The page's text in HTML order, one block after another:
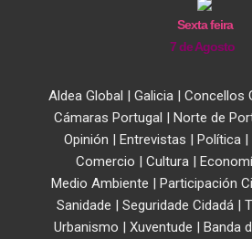
Sexta feira
7 de Agosto
Aldea Global | Galicia| Concellos
Cámaras Portugal | Norte de
Opinión | Entrevistas | Política|
Comercio | Cultura |
Medio Ambiente | Participación
Sanidade | Seguridade Cidadá |
Urbanismo | Xuventude | Banda